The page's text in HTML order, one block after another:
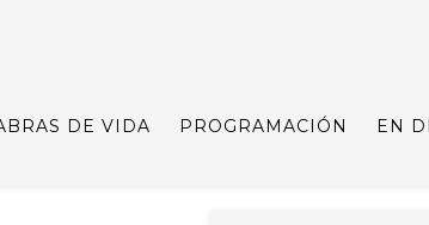
DE VIDA PROGRAMACIÓN EN